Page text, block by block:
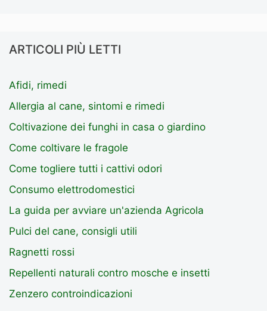
ARTICOLI PIÙ LETTI
Afidi, rimedi
Allergia al cane, sintomi e rimedi
Coltivazione dei funghi in casa o giardino
Come coltivare le fragole
Come togliere tutti i cattivi odori
Consumo elettrodomestici
La guida per avviare un'azienda Agricola
Pulci del cane, consigli utili
Ragnetti rossi
Repellenti naturali contro mosche e insetti
Zenzero controindicazioni